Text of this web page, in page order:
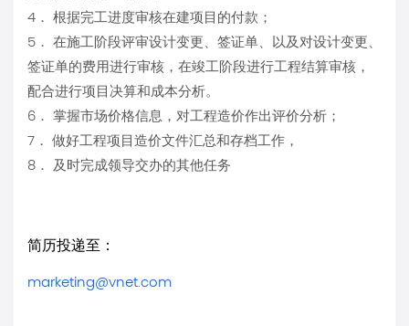
4． 根据完工进度审核在建项目的付款；
5． 在施工阶段评审设计变更、签证单、以及对设计变更、
签证单的费用进行审核，在竣工阶段进行工程结算审核，
配合进行项目决算和成本分析。
6． 掌握市场价格信息，对工程造价作出评价分析；
7． 做好工程项目造价文件汇总和存档工作，
8． 及时完成领导交办的其他任务
简历投递至：
marketing@vnet.com